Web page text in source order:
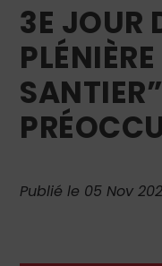
3E JOUR
Publié le 05 Nov